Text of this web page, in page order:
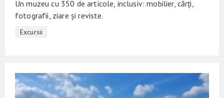
Un muzeu cu 350 de articole, inclusiv: mobilier, cărți,
fotografii, ziare și reviste.
Excursii